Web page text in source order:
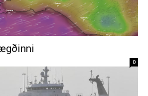
0